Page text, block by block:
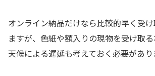
オンライン納品だけなら比較的早く受
ますが、色紙や額入りの現物を受け取
天候による遅延も考えておく必要があり